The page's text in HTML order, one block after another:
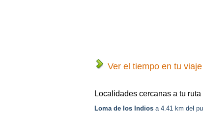
Ver el tiempo en tu viaje
Localidades cercanas a tu
Loma de los Indios a 4.41 km del